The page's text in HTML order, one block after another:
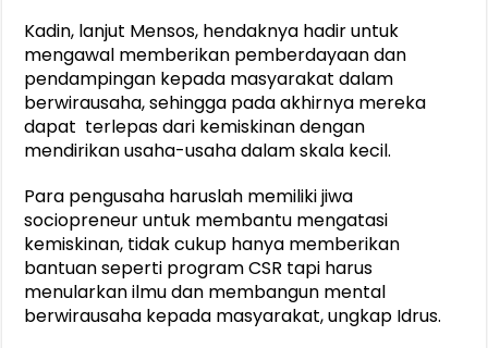
Kadin, lanjut Mensos, hendaknya hadir untuk
mengawal memberikan pemberdayaan dan
pendampingan kepada masyarakat dalam
berwirausaha, sehingga pada akhirnya mereka
dapat terlepas dari kemiskinan dengan
mendirikan usaha-usaha dalam skala kecil.
Para pengusaha haruslah memiliki jiwa
sociopreneur untuk membantu mengatasi
kemiskinan, tidak cukup hanya memberikan
bantuan seperti program CSR tapi harus
menularkan ilmu dan membangun mental
berwirausaha kepada masyarakat, ungkap Idrus.